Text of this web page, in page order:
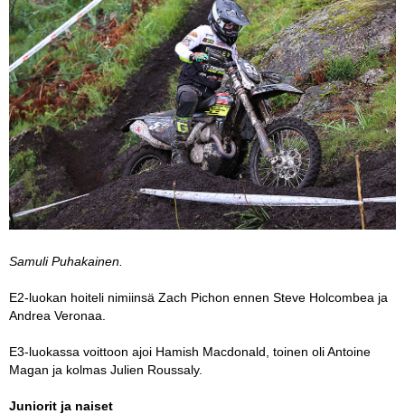
Samuli Puhakainen.
E2-luokan hoiteli nimiinsä Zach Pichon ennen Steve Holcombea ja
Andrea Veronaa.
E3-luokassa voittoon ajoi Hamish Macdonald, toinen oli Antoine
Magan ja kolmas Julien Roussaly.
Juniorit ja naiset